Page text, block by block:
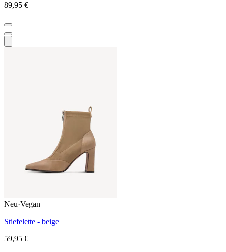
89,95 €
Neu·Vegan
Stiefelette - beige
59,95 €